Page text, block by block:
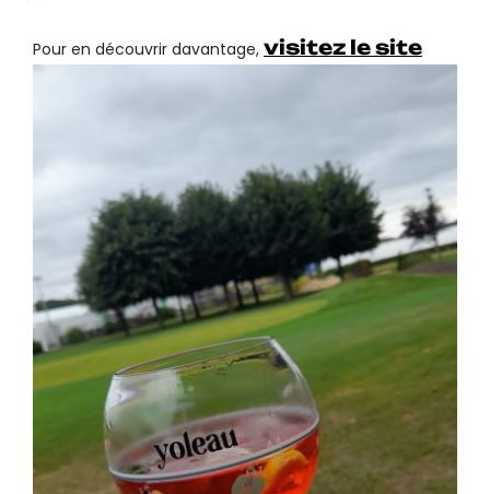
Pour en découvrir davantage, visitez le site